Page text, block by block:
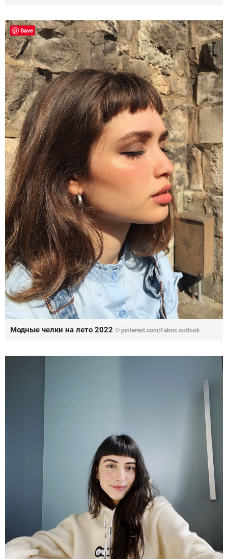
Модные челки на лето 2022 © pinterest.com/Fabric outlook
Save